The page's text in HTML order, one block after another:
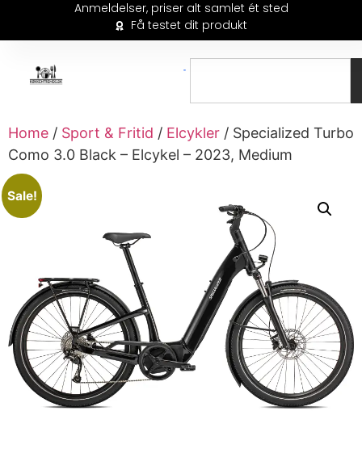
Anmeldelser, priser alt samlet ét sted
Få testet dit produkt
Home / Sport & Fritid / Elcykler / Specialized Turbo
Como 3.0 Black – Elcykel – 2023, Medium
Sale!